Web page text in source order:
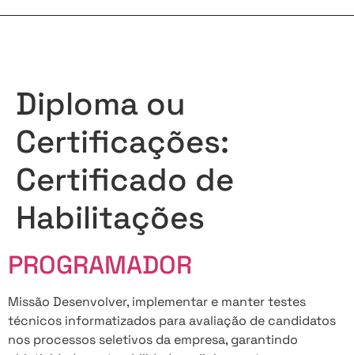
Diploma ou
Certificações:
Certificado de
Habilitações
PROGRAMADOR
Missão Desenvolver, implementar e manter testes
técnicos informatizados para avaliação de candidatos
nos processos seletivos da empresa, garantindo